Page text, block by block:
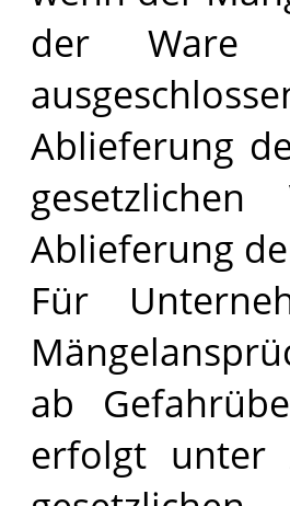
der Ware
Ablieferung
Ablieferung
Für
ab
erfolgt unter